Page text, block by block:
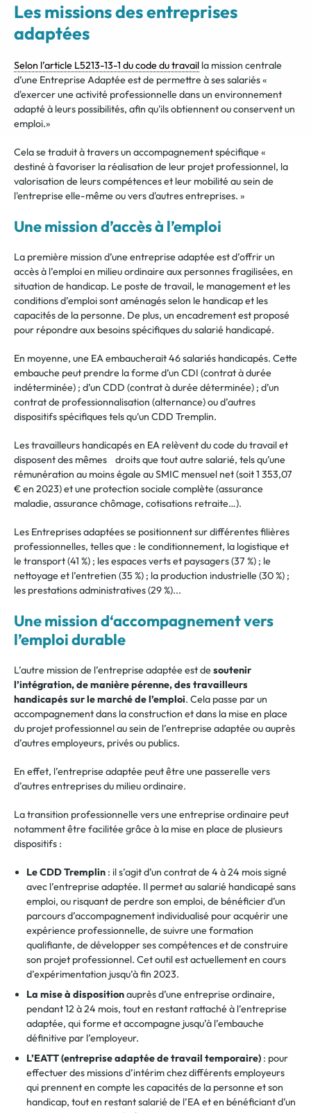
Les missions des entreprises
adaptées
Selon l’article L5213-13-1 du code du travail la mission centrale
d’une Entreprise Adaptée est de permettre à ses salariés «
d'exercer une activité professionnelle dans un environnement
adapté à leurs possibilités, afin qu'ils obtiennent ou conservent un
emploi.»
Cela se traduit à travers un accompagnement spécifique «
destiné à favoriser la réalisation de leur projet professionnel, la
valorisation de leurs compétences et leur mobilité au sein de
l'entreprise elle-même ou vers d'autres entreprises. »
Une mission d’accès à l’emploi
La première mission d’une entreprise adaptée est d’offrir un
accès à l’emploi en milieu ordinaire aux personnes fragilisées, en
situation de handicap. Le poste de travail, le management et les
conditions d’emploi sont aménagés selon le handicap et les
capacités de la personne. De plus, un encadrement est proposé
pour répondre aux besoins spécifiques du salarié handicapé.
En moyenne, une EA embaucherait 46 salariés handicapés. Cette
embauche peut prendre la forme d’un CDI (contrat à durée
indéterminée) ; d’un CDD (contrat à durée déterminée) ; d’un
contrat de professionnalisation (alternance) ou d’autres
dispositifs spécifiques tels qu’un CDD Tremplin.
Les travailleurs handicapés en EA relèvent du code du travail et
disposent des mêmes droits que tout autre salarié, tels qu’une
rémunération au moins égale au SMIC mensuel net (soit 1 353,07
€ en 2023) et une protection sociale complète (assurance
maladie, assurance chômage, cotisations retraite…).
Les Entreprises adaptées se positionnent sur différentes filières
professionnelles, telles que : le conditionnement, la logistique et
le transport (41 %) ; les espaces verts et paysagers (37 %) ; le
nettoyage et l’entretien (35 %) ; la production industrielle (30 %) ;
les prestations administratives (29 %)...
Une mission d‘accompagnement vers
l’emploi durable
L’autre mission de l’entrepriseadaptée est desoutenir
l’intégration, de manière pérenne, des travailleurs
handicapés sur le marché de l’emploi. Cela passe par un
accompagnement dans la construction et dans la mise en place
du projet professionnel au sein de l’entreprise adaptée ou auprès
d’autres employeurs, privés ou publics.
En effet, l’entreprise adaptée peut être une passerelle vers
d’autres entreprises du milieu ordinaire.
La transition professionnelle vers une entreprise ordinaire peut
notamment être facilitée grâce à la mise en place de plusieurs
dispositifs :
Le CDD Tremplin : il s’agit d’un contrat de 4 à 24 mois signé
avec l’entreprise adaptée. Il permet au salarié handicapé sans
emploi, ou risquant de perdre son emploi, de bénéficier d’un
parcours d’accompagnement individualisé pour acquérir une
expérience professionnelle, de suivre une formation
qualifiante, de développer ses compétences et de construire
son projet professionnel. Cet outil est actuellement en cours
d’expérimentation jusqu’à fin 2023.
La mise à dispositionauprès d’une entreprise ordinaire,
pendant 12 à 24 mois, tout en restant rattaché à l’entreprise
adaptée, qui forme et accompagne jusqu’à l’embauche
définitive par l’employeur.
L’EATT (entreprise adaptée de travail temporaire) : pour
effectuer des missions d’intérim chez différents employeurs
qui prennent en compte les capacités de la personne et son
handicap, tout en restant salarié de l’EA et en bénéficiant d’un